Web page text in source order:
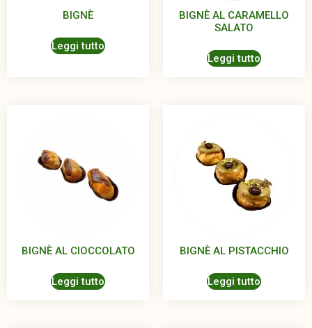
BIGNÈ
Leggi tutto
BIGNÈ AL CARAMELLO
SALATO
Leggi tutto
BIGNÈ AL CIOCCOLATO
Leggi tutto
BIGNÈ AL PISTACCHIO
Leggi tutto